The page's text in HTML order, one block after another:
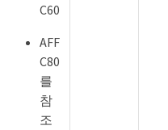
C60
AFF
C80
를
참
조